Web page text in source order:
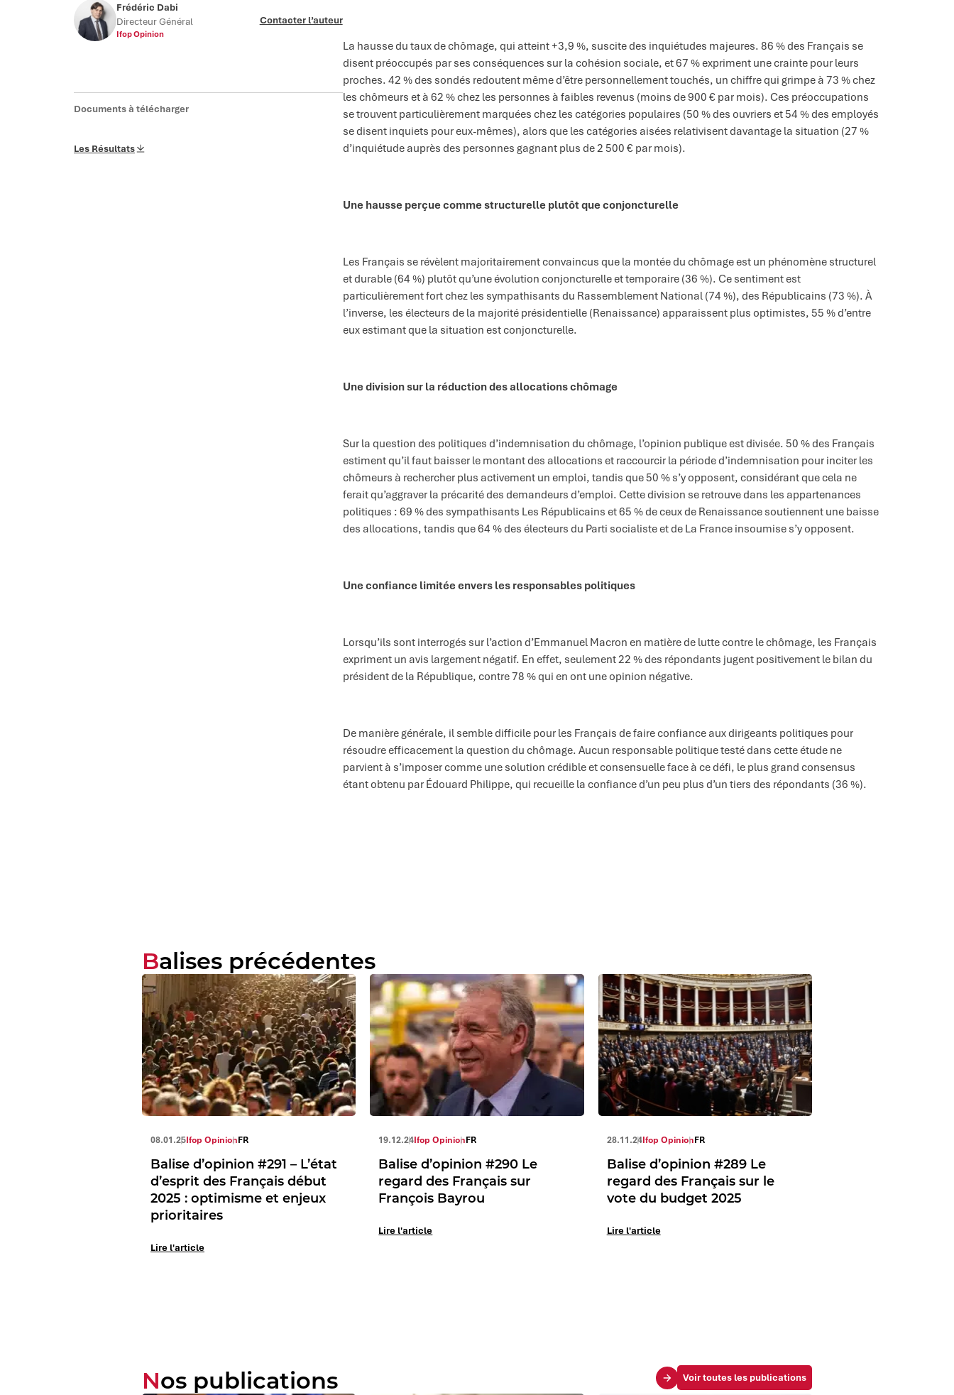
Frédéric Dabi
Directeur Général
Ifop Opinion
Contacter l’auteur
Documents à télécharger
Les Résultats
La hausse du taux de chômage, qui atteint +3,9 %, suscite des inquiétudes majeures. 86 % des Français se
disent préoccupés par ses conséquences sur la cohésion sociale, et 67 % expriment une crainte pour leurs
proches. 42 % des sondés redoutent même d’être personnellement touchés, un chiffre qui grimpe à 73 % chez
les chômeurs et à 62 % chez les personnes à faibles revenus (moins de 900 € par mois). Ces préoccupations
se trouvent particulièrement marquées chez les catégories populaires (50 % des ouvriers et 54 % des employés
se disent inquiets pour eux-mêmes), alors que les catégories aisées relativisent davantage la situation (27 %
d’inquiétude auprès des personnes gagnant plus de 2 500 € par mois).
Une hausse perçue comme structurelle plutôt que conjoncturelle
Les Français se révèlent majoritairement convaincus que la montée du chômage est un phénomène structurel
et durable (64 %) plutôt qu’une évolution conjoncturelle et temporaire (36 %). Ce sentiment est
particulièrement fort chez les sympathisants du Rassemblement National (74 %), des Républicains (73 %). À
l’inverse, les électeurs de la majorité présidentielle (Renaissance) apparaissent plus optimistes, 55 % d’entre
eux estimant que la situation est conjoncturelle.
Une division sur la réduction des allocations chômage
Sur la question des politiques d’indemnisation du chômage, l’opinion publique est divisée. 50 % des Français
estiment qu’il faut baisser le montant des allocations et raccourcir la période d’indemnisation pour inciter les
chômeurs à rechercher plus activement un emploi, tandis que 50 % s’y opposent, considérant que cela ne
ferait qu’aggraver la précarité des demandeurs d’emploi. Cette division se retrouve dans les appartenances
politiques : 69 % des sympathisants Les Républicains et 65 % de ceux de Renaissance soutiennent une baisse
des allocations, tandis que 64 % des électeurs du Parti socialiste et de La France insoumise s’y opposent.
Une confiance limitée envers les responsables politiques
Lorsqu’ils sont interrogés sur l’action d’Emmanuel Macron en matière de lutte contre le chômage, les Français
expriment un avis largement négatif. En effet, seulement 22 % des répondants jugent positivement le bilan du
président de la République, contre 78 % qui en ont une opinion négative.
De manière générale, il semble difficile pour les Français de faire confiance aux dirigeants politiques pour
résoudre efficacement la question du chômage. Aucun responsable politique testé dans cette étude ne
parvient à s’imposer comme une solution crédible et consensuelle face à ce défi, le plus grand consensus
étant obtenu par Édouard Philippe, qui recueille la confiance d’un peu plus d’un tiers des répondants (36 %).
Balises précédentes
08.01.25Ifop OpinionFR
Balise d’opinion #291 – L’état
d’esprit des Français début
2025 : optimisme et enjeux
prioritaires
Lire l'article
19.12.24Ifop OpinionFR
Balise d’opinion #290 Le
regard des Français sur
François Bayrou
Lire l'article
28.11.24Ifop OpinionFR
Balise d’opinion #289 Le
regard des Français sur le
vote du budget 2025
Lire l'article
Nos publications Voir toutes les publications